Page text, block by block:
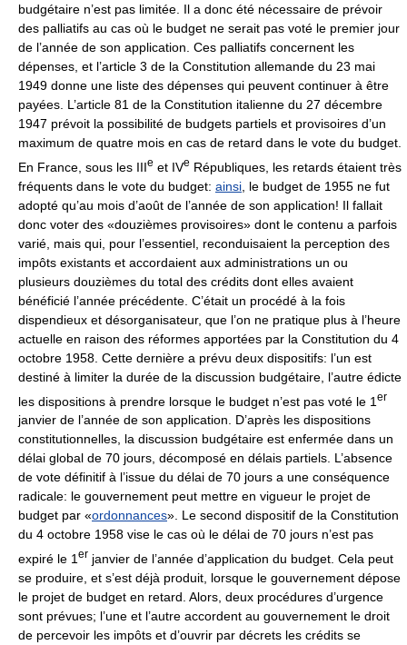
budgétaire n’est pas limitée. Il a donc été nécessaire de prévoir
des palliatifs au cas où le budget ne serait pas voté le premier jour
de l’année de son application. Ces palliatifs concernent les
dépenses, et l’article 3 de la Constitution allemande du 23 mai
1949 donne une liste des dépenses qui peuvent continuer à être
payées. L’article 81 de la Constitution italienne du 27 décembre
1947 prévoit la possibilité de budgets partiels et provisoires d’un
maximum de quatre mois en cas de retard dans le vote du budget.
En France, sous les IIIe et IVe Républiques, les retards étaient très
fréquents dans le vote du budget: ainsi , le budget de 1955 ne fut
adopté qu’au mois d’août de l’année de son application! Il fallait
donc voter des «douzièmes provisoires» dont le contenu a parfois
varié, mais qui, pour l’essentiel, reconduisaient la perception des
impôts existants et accordaient aux administrations un ou
plusieurs douzièmes du total des crédits dont elles avaient
bénéficié l’année précédente. C’était un procédé à la fois
dispendieux et désorganisateur, que l’on ne pratique plus à l’heure
actuelle en raison des réformes apportées par la Constitution du 4
octobre 1958. Cette dernière a prévu deux dispositifs: l’un est
destiné à limiter la durée de la discussion budgétaire, l’autre édicte
les dispositions à prendre lorsque le budget n’est pas voté le 1 er
janvier de l’année de son application. D’après les dispositions
constitutionnelles, la discussion budgétaire est enfermée dans un
délai global de 70 jours, décomposé en délais partiels. L’absence
de vote définitif à l’issue du délai de 70 jours a une conséquence
radicale: le gouvernement peut mettre en vigueur le projet de
budget par «ordonnances». Le second dispositif de la Constitution
du 4 octobre 1958 vise le cas où le délai de 70 jours n’est pas
expiré le 1 er janvier de l’année d’application du budget. Cela peut
se produire, et s’est déjà produit, lorsque le gouvernement dépose
le projet de budget en retard. Alors, deux procédures d’urgence
sont prévues; l’une et l’autre accordent au gouvernement le droit
de percevoir les impôts et d’ouvrir par décrets les crédits se